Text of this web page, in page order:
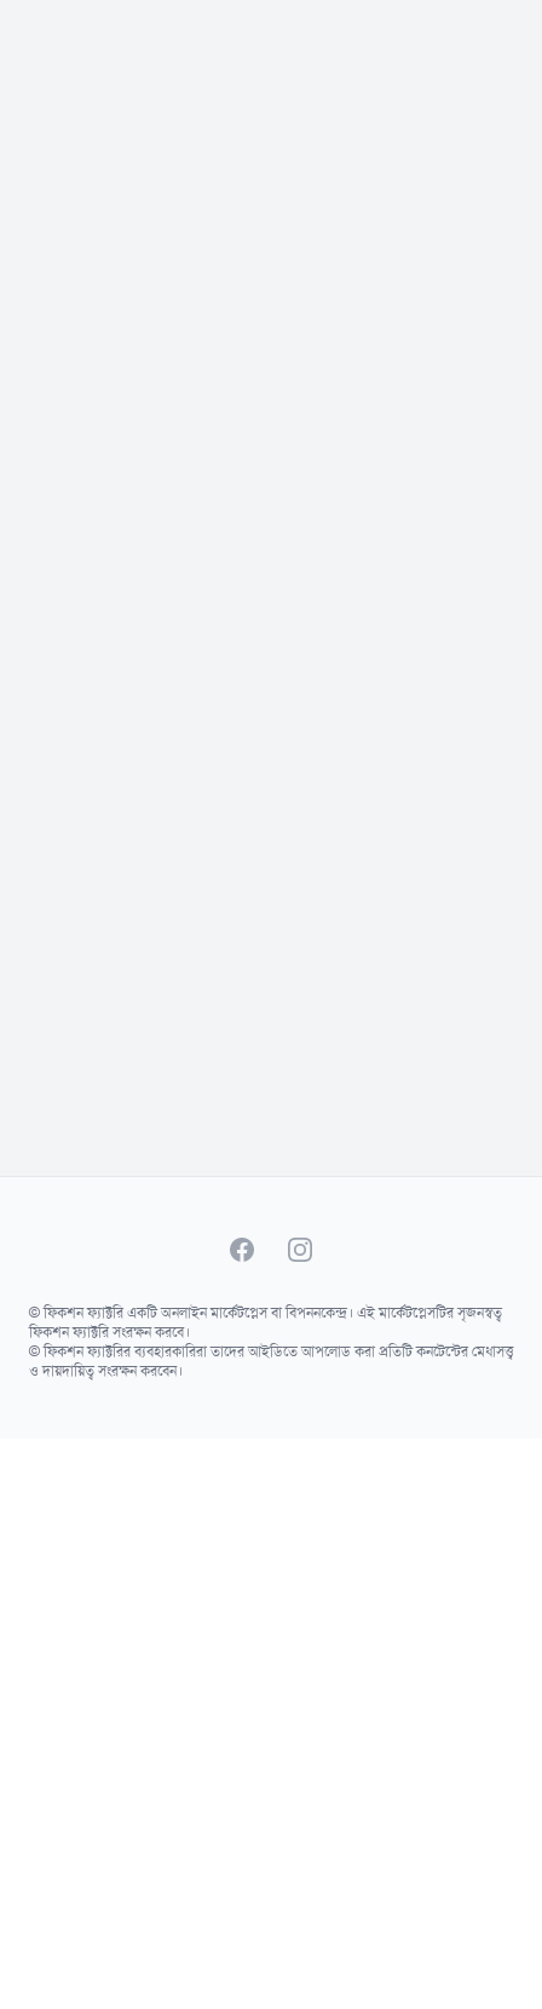
FacebookInstagram
© ফিকশন ফ্যাক্টরি একটি অনলাইন মার্কেটপ্লেস বা বিপননকেন্দ্র। এই মার্কেটপ্লেসটির সৃজনস্বত্ব
ফিকশন ফ্যাক্টরি সংরক্ষন করবে।
© ফিকশন ফ্যাক্টরির ব্যবহারকারিরা তাদের আইডিতে আপলোড করা প্রতিটি কনটেন্টের মেধাসত্ত্ব
ও দায়দায়িত্ব সংরক্ষন করবেন।